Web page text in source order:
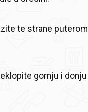
te strane
gornju i